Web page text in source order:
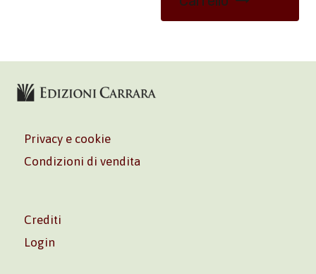
Privacy e cookie
Condizioni di vendita
Crediti
Login